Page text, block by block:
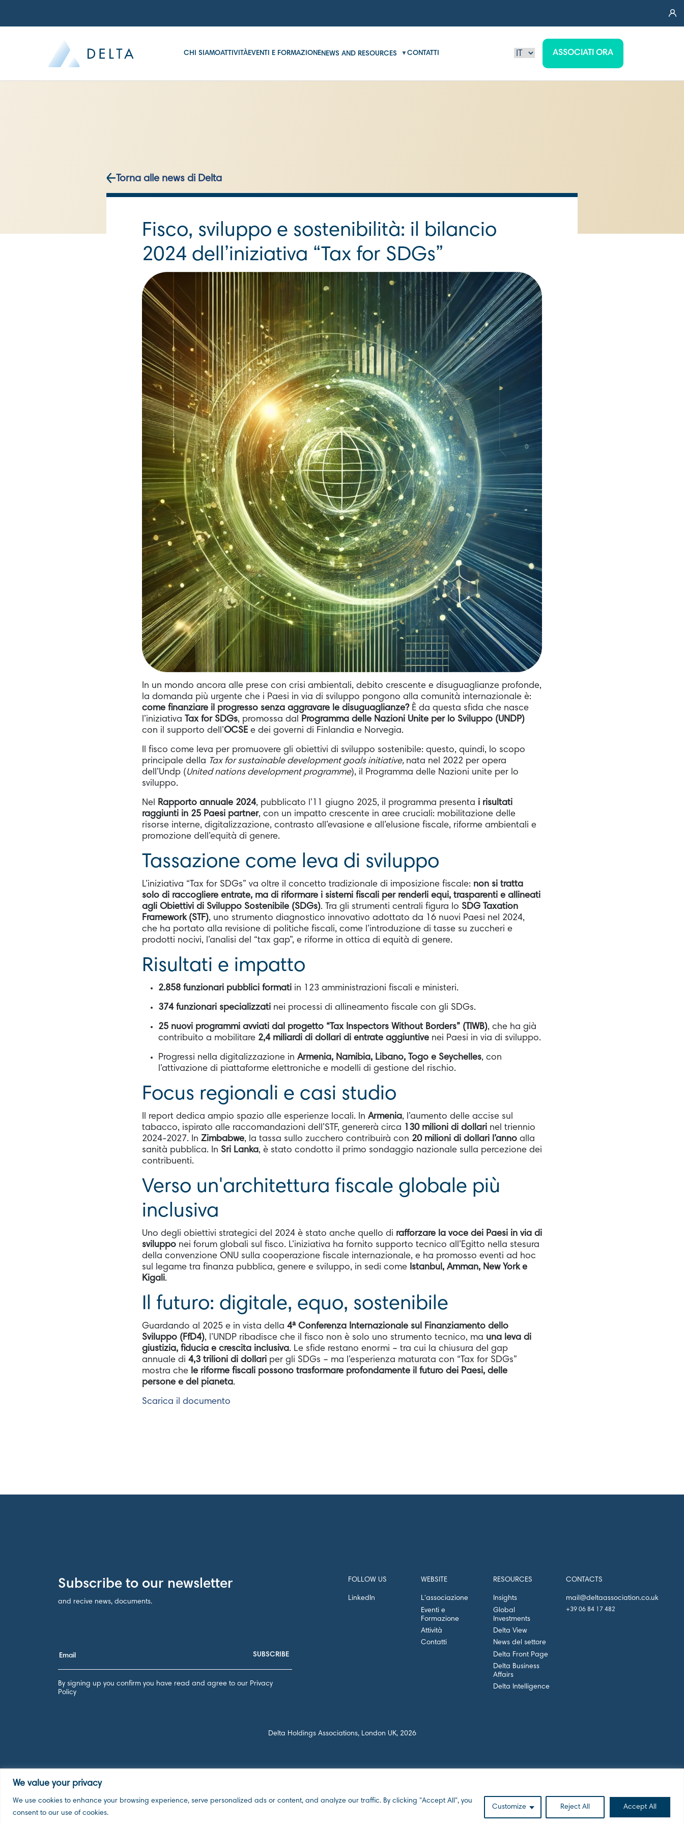
We value your privacy
We use cookies to enhance your browsing experience, serve personalized ads or content, and analyze our traffic. By clicking "Accept All", you
consent to our use of cookies.
Customize Reject All Accept All
CHI SIAMOATTIVITÀEVENTI E FORMAZIONENEWS AND RESOURCES CONTATTI ASSOCIATI ORA
Torna alle news di Delta
Fisco, sviluppo e sostenibilità: il bilancio
2024 dell’iniziativa “Tax for SDGs”
In un mondo ancora alle prese con crisi ambientali, debito crescente e disuguaglianze profonde,
la domanda più urgente che i Paesi in via di sviluppo pongono alla comunità internazionale è:
come finanziare il progresso senza aggravare le disuguaglianze?È da questa sfida che nasce
l’iniziativa Tax for SDGs, promossa dal Programma delle Nazioni Unite per lo Sviluppo (UNDP)
con il supporto dell’OCSE e dei governi di Finlandia e Norvegia.
Il fisco come leva per promuovere gli obiettivi di sviluppo sostenibile: questo, quindi, lo scopo
principale della Tax for sustainable development goals initiative, nata nel 2022 per opera
dell’Undp ( United nations development programme), il Programma delle Nazioni unite per lo
sviluppo.
Nel Rapporto annuale 2024, pubblicato l’11 giugno 2025, il programma presenta i risultati
raggiunti in 25 Paesi partner, con un impatto crescente in aree cruciali: mobilitazione delle
risorse interne, digitalizzazione, contrasto all’evasione e all’elusione fiscale, riforme ambientali e
promozione dell’equità di genere.
Tassazione come leva di sviluppo
L’iniziativa “Tax for SDGs” va oltre il concetto tradizionale di imposizione fiscale: non si tratta
solo di raccogliere entrate, ma di riformare i sistemi fiscali per renderli equi, trasparenti e allineati
agli Obiettivi di Sviluppo Sostenibile (SDGs). Tra gli strumenti centrali figura lo SDG Taxation
Framework (STF), uno strumento diagnostico innovativo adottato da 16 nuovi Paesi nel 2024,
che ha portato alla revisione di politiche fiscali, come l’introduzione di tasse su zuccheri e
prodotti nocivi, l’analisi del “tax gap”, e riforme in ottica di equità di genere.
Risultati e impatto
2.858 funzionari pubblici formati in 123 amministrazioni fiscali e ministeri.
374 funzionari specializzati nei processi di allineamento fiscale con gli SDGs.
25 nuovi programmi avviati dal progetto “Tax Inspectors Without Borders” (TIWB), che ha già
contribuito a mobilitare 2,4 miliardi di dollari di entrate aggiuntive nei Paesi in via di sviluppo.
Progressi nella digitalizzazione in Armenia, Namibia, Libano, Togo e Seychelles, con
l’attivazione di piattaforme elettroniche e modelli di gestione del rischio.
Focus regionali e casi studio
Il report dedica ampio spazio alle esperienze locali. In Armenia, l’aumento delle accise sul
tabacco, ispirato alle raccomandazioni dell’STF, genererà circa 130 milioni di dollari nel triennio
2024-2027. In Zimbabwe, la tassa sullo zucchero contribuirà con 20 milioni di dollari l’anno alla
sanità pubblica. In Sri Lanka, è stato condotto il primo sondaggio nazionale sulla percezione dei
contribuenti.
Verso un'architettura fiscale globale più
inclusiva
Uno degli obiettivi strategici del 2024 è stato anche quello di rafforzare la voce dei Paesi in via di
sviluppo nei forum globali sul fisco. L’iniziativa ha fornito supporto tecnico all’Egitto nella stesura
della convenzione ONU sulla cooperazione fiscale internazionale, e ha promosso eventi ad hoc
sul legame tra finanza pubblica, genere e sviluppo, in sedi come Istanbul, Amman, New York e
Kigali.
Il futuro: digitale, equo, sostenibile
Guardando al 2025 e in vista della 4ª Conferenza Internazionale sul Finanziamento dello
Sviluppo (FfD4), l’UNDP ribadisce che il fisco non è solo uno strumento tecnico, ma una leva di
giustizia, fiducia e crescita inclusiva. Le sfide restano enormi – tra cui la chiusura del gap
annuale di 4,3 trilioni di dollari per gli SDGs – ma l’esperienza maturata con “Tax for SDGs”
mostra che le riforme fiscali possono trasformare profondamente il futuro dei Paesi, delle
persone e del pianeta.
Scarica il documento
Subscribe to our newsletter
and recive news, documents.
By signing up you confirm you have read and agree to our Privacy
Policy
FOLLOW US
LinkedIn
WEBSITE
L'associazione
Eventi e
Formazione
Attività
Contatti
RESOURCES
Insights
Global
Investments
Delta View
News del settore
Delta Front Page
Delta Business
Affairs
Delta Intelligence
CONTACTS
mail@deltaassociation.co.uk
+39 06 84 17 482
Delta Holdings Associations, London UK, 2026